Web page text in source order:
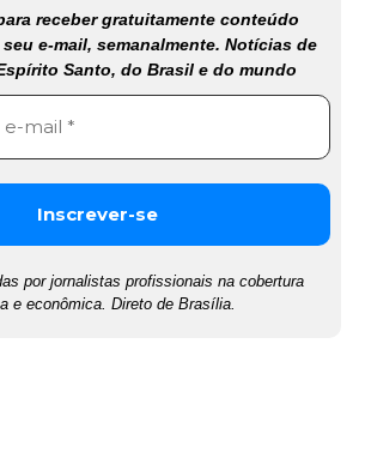
receber gratuitamente conteúdo
e-mail, semanalmente. Notícias de
Santo, do Brasil e do mundo
por jornalistas profissionais na cobertura
e econômica. Direto de Brasília.